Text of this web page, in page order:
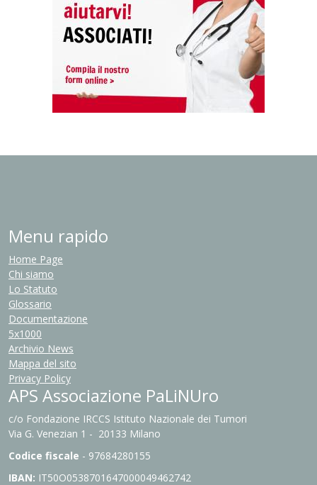
Menu rapido
Home Page
Chi siamo
Lo Statuto
Glossario
Documentazione
5x1000
Archivio News
Mappa del sito
Privacy Policy
APS Associazione PaLiNUro
c/o Fondazione IRCCS Istituto Nazionale dei Tumori
Via G. Venezian 1 - 20133 Milano
Codice fiscale - 97684280155
IBAN: IT50O0538701647000049462742